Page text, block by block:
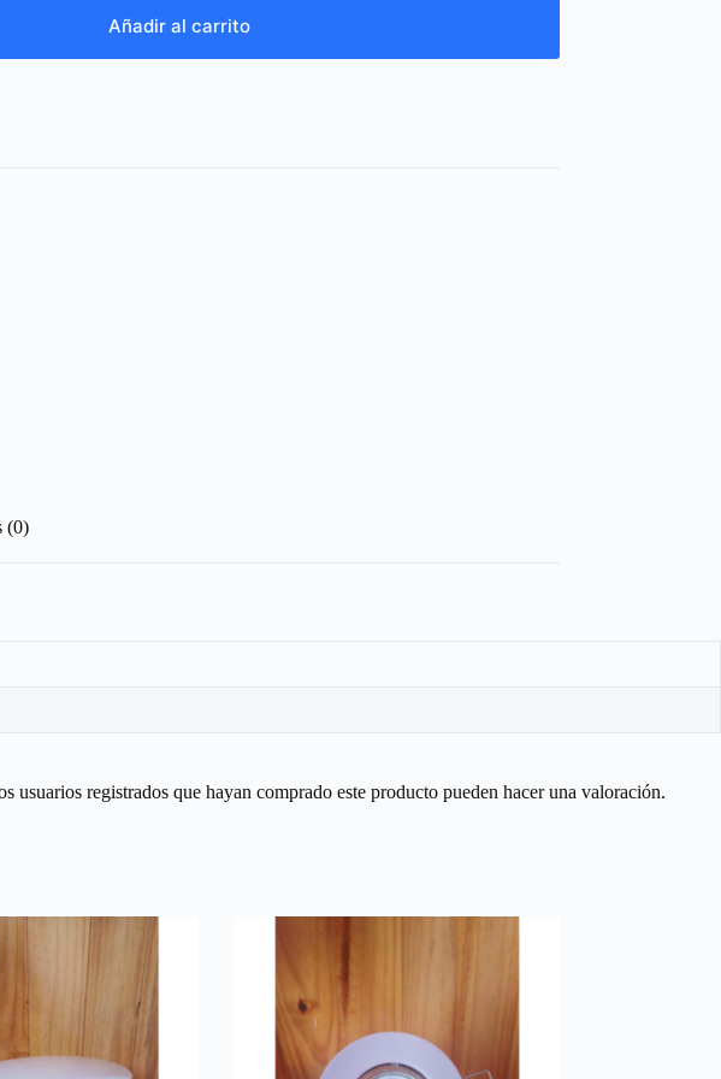
Añadir al carrito
(0)
usuarios registrados que hayan comprado este producto pueden hacer una valoración.